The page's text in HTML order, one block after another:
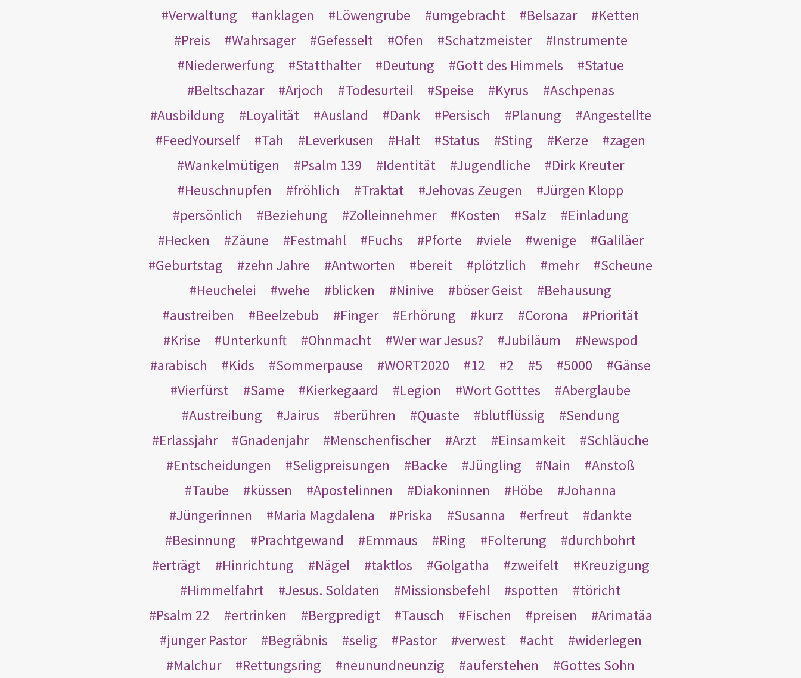
Verwaltung
anklagen Löwengrube umgebracht Belsazar
Ketten
Preis
Wahrsager Gefesselt Ofen Schatzmeister
Instrumente
Niederwerfung
Statthalter Deutung Gott des Himmels
Statue
Beltschazar
Arjoch Todesurteil Speise Kyrus
Aschpenas
Ausbildung
Loyalität Ausland Dank Persisch Planung
Angestellte
FeedYourself
Tah Leverkusen Halt Status Sting Kerze
zagen
Wankelmütigen
Psalm 139 Identität Jugendliche
Dirk Kreuter
Heuschnupfen
fröhlich Traktat Jehovas Zeugen
Jürgen Klopp
persönlich
Beziehung Zolleinnehmer Kosten Salz
Einladung
Hecken
Zäune Festmahl Fuchs Pforte viele wenige
Galiläer
Geburtstag
zehn Jahre Antworten bereit plötzlich mehr
Scheune
Heuchelei
wehe blicken Ninive böser Geist
Behausung
austreiben
Beelzebub Finger Erhörung kurz Corona
Priorität
Krise
Unterkunft Ohnmacht Wer war Jesus? Jubiläum
Newspod
arabisch
Kids Sommerpause WORT2020 12 2 5 5000
Gänse
Vierfürst
Same Kierkegaard Legion Wort Gotttes
Aberglaube
Austreibung
Jairus berühren Quaste blutflüssig
Sendung
Erlassjahr
Gnadenjahr Menschenfischer Arzt Einsamkeit
Schläuche
Entscheidungen
Seligpreisungen Backe Jüngling Nain
Anstoß
Taube
küssen Apostelinnen Diakoninnen Höbe
Johanna
Jüngerinnen
Maria Magdalena Priska Susanna erfreut
dankte
Besinnung
Prachtgewand Emmaus Ring Folterung
durchbohrt
erträgt
Hinrichtung Nägel taktlos Golgatha zweifelt
Kreuzigung
Himmelfahrt
Jesus. Soldaten Missionsbefehl spotten
töricht
Psalm 22
ertrinken Bergpredigt Tausch Fischen preisen
Arimatäa
junger Pastor
Begräbnis selig Pastor verwest acht
widerlegen
Malchur
Rettungsring neunundneunzig auferstehen Gottes Sohn